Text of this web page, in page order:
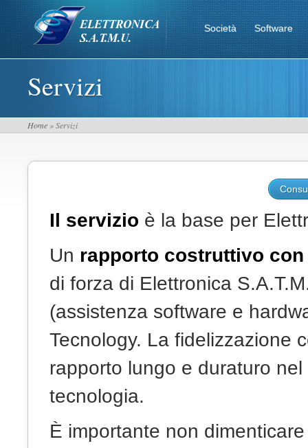
Società Software
Servizi
Home » Servizi
Il servizio è la base per
Un rapporto costruttivo
di forza di Elettronica
(assistenza software e
Tecnology. La fidelizzazione
rapporto lungo e duraturo
tecnologia.
È importante non